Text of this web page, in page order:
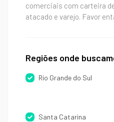
comerciais com carteira
atacado e varejo. Favor
Regiões onde
Rio Grande do Sul
Santa Catarina